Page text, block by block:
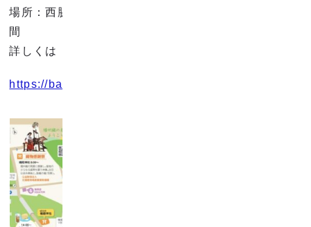
場所：西脇市役所(Orinas)から播州織工房館までの区
間
詳しくは「播博」で検索してください。
https://ban-paku.com/